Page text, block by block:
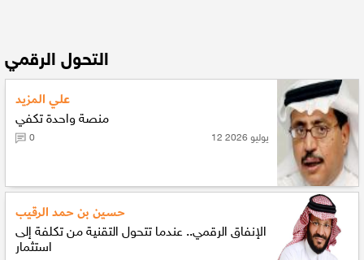
التحول الرقمي
علي المزيد
منصة واحدة تكفي
12 يوليو 2026 0
حسين بن حمد الرقيب
الإنفاق الرقمي.. عندما تتحول التقنية من تكلفة إلى
استثمار